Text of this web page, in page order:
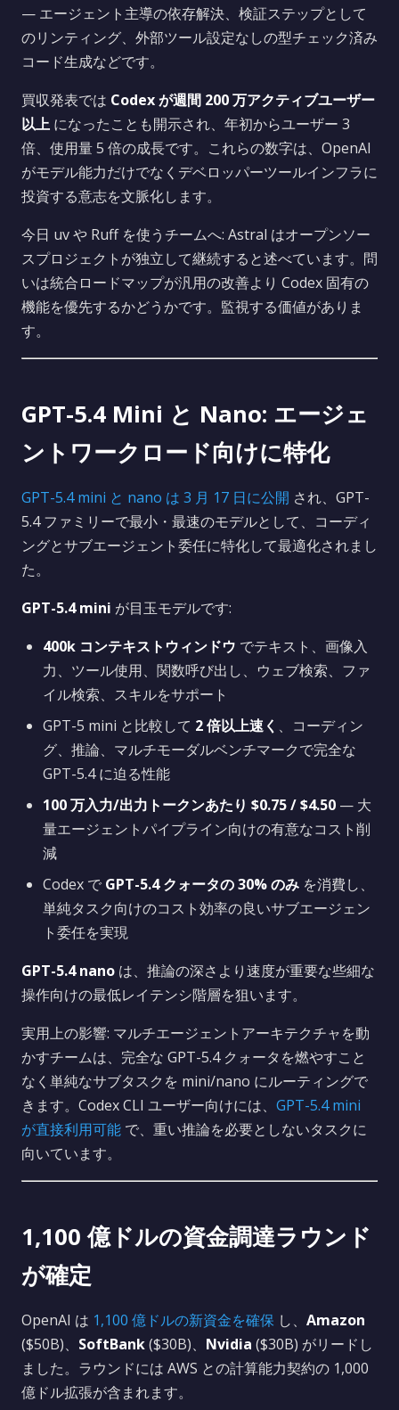
— エージェント主導の依存解決、検証ステップとして
のリンティング、外部ツール設定なしの型チェック済み
コード生成などです。
買収発表では Codex が週間 200 万アクティブユーザー
以上 になったことも開示され、年初からユーザー 3
倍、使用量 5 倍の成長です。これらの数字は、OpenAI
がモデル能力だけでなくデベロッパーツールインフラに
投資する意志を文脈化します。
今日 uv や Ruff を使うチームへ: Astral はオープンソー
スプロジェクトが独立して継続すると述べています。問
いは統合ロードマップが汎用の改善より Codex 固有の
機能を優先するかどうかです。監視する価値がありま
す。
GPT-5.4 Mini と Nano: エージェ
ントワークロード向けに特化
GPT-5.4 mini と nano は 3 月 17 日に公開 され、GPT-
5.4 ファミリーで最小・最速のモデルとして、コーディ
ングとサブエージェント委任に特化して最適化されまし
た。
GPT-5.4 mini が目玉モデルです:
400k コンテキストウィンドウ でテキスト、画像入
力、ツール使用、関数呼び出し、ウェブ検索、ファ
イル検索、スキルをサポート
GPT-5 mini と比較して 2 倍以上速く 、コーディン
グ、推論、マルチモーダルベンチマークで完全な
GPT-5.4 に迫る性能
100 万入力/出力トークンあたり $0.75 / $4.50 — 大
量エージェントパイプライン向けの有意なコスト削
減
Codex で GPT-5.4 クォータの 30% のみ を消費し、
単純タスク向けのコスト効率の良いサブエージェン
ト委任を実現
GPT-5.4 nano は、推論の深さより速度が重要な些細な
操作向けの最低レイテンシ階層を狙います。
実用上の影響: マルチエージェントアーキテクチャを動
かすチームは、完全な GPT-5.4 クォータを燃やすこと
なく単純なサブタスクを mini/nano にルーティングで
きます。Codex CLI ユーザー向けには、 GPT-5.4 mini
が直接利用可能 で、重い推論を必要としないタスクに
向いています。
1,100 億ドルの資金調達ラウンド
が確定
OpenAI は 1,100 億ドルの新資金を確保 し、 Amazon
($50B)、 SoftBank($30B)、 Nvidia ($30B) がリードし
ました。ラウンドには AWS との計算能力契約の 1,000
億ドル拡張が含まれます。